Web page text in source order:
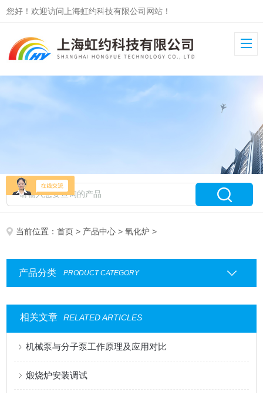
您好！欢迎访问上海虹约科技有限公司网站！
当前位置：首页 > 产品中心 >氧化炉 >
产品分类 PRODUCT CATEGORY
相关文章 RELATED ARTICLES
机械泵与分子泵工作原理及应用对比
煅烧炉安装调试